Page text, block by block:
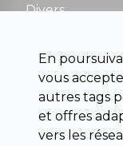
Divers
Para scolaire
Histoire
Pochoteque
Pleiade
En
vous
autres tags
et offres
vers les